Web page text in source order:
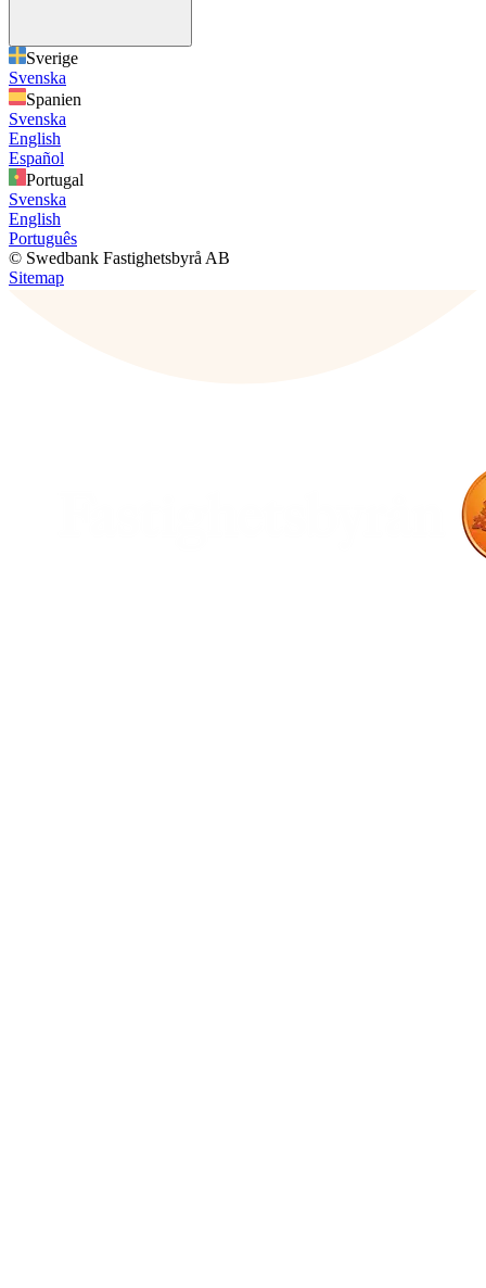
Sverige
Svenska
Spanien
Svenska
English
Español
Portugal
Svenska
English
Português
© Swedbank Fastighetsbyrå AB
Sitemap